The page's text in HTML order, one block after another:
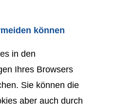
können
in den
Ihres Browsers
Sie können die
aber auch durch